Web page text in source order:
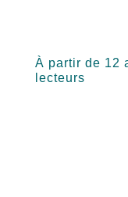
À partir de 12
lecteurs